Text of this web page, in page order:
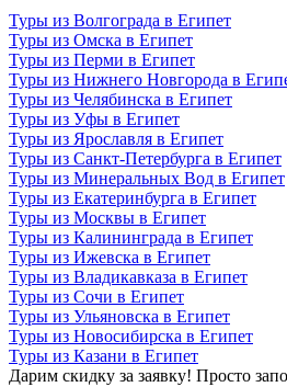
Туры из Волгограда в Египет
Туры из Омска в Египет
Туры из Перми в Египет
Туры из Нижнего Новгорода в
Туры из Челябинска в Египет
Туры из Уфы в Египет
Туры из Ярославля в Египет
Туры из Санкт-Петербурга в Египет
Туры из Минеральных Вод в Египет
Туры из Екатеринбурга в Египет
Туры из Москвы в Египет
Туры из Калининграда в Египет
Туры из Ижевска в Египет
Туры из Владикавказа в Египет
Туры из Сочи в Египет
Туры из Ульяновска в Египет
Туры из Новосибирска в Египет
Туры из Казани в Египет
Дарим скидку за заявку! Просто